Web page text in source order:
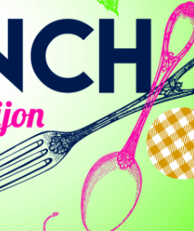
et de l’assurance
de la santé